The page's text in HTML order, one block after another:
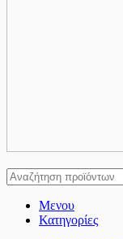
Μενου
Κατηγορίες